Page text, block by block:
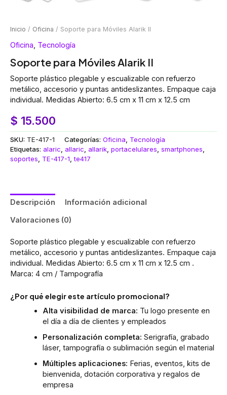
Inicio / Oficina / Soporte para Móviles Alarik II
Oficina, Tecnología
Soporte para Móviles Alarik II
Soporte plástico plegable y escualizable con refuerzo
metálico, accesorio y puntas antideslizantes. Empaque caja
individual. Medidas Abierto: 6.5 cm x 11 cm x 12.5 cm
$ 15.500
SKU: TE-417-1 Categorías: Oficina, Tecnología
Etiquetas: alaric, allaric, allarik, portacelulares, smartphones,
soportes, TE-417-1,te417
Descripción
Información adicional
Valoraciones (0)
Soporte plástico plegable y escualizable con refuerzo
metálico, accesorio y puntas antideslizantes. Empaque caja
individual. Medidas Abierto: 6.5 cm x 11 cm x 12.5 cm .
Marca: 4 cm / Tampografía
¿Por qué elegir este artículo promocional?
Alta visibilidad de marca: Tu logo presente en
el día a día de clientes y empleados
Personalización completa: Serigrafía, grabado
láser, tampografía o sublimación según el material
Múltiples aplicaciones: Ferias, eventos, kits de
bienvenida, dotación corporativa y regalos de
empresa